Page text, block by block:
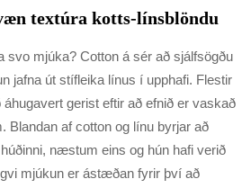
textúra kotts-línsblöndu
svo mjúka? Cotton á sér að sjálfsögðu
jafna út stífleika línus í upphafi. Flestir
gerist eftir að efnið er vaskað
Blandan af cotton og línu byrjar að
næstum eins og hún hafi verið
mjúkun er ástæðan fyrir því að